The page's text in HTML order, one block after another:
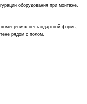
оборудования при монтаже.
нестандартной формы,
рядом с полом.